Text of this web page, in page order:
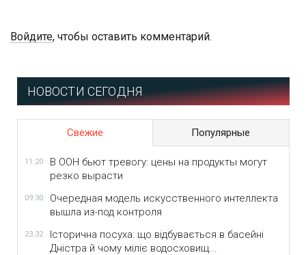
Войдите, чтобы оставить комментарий.
НОВОСТИ СЕГОДНЯ
Свежие Популярные
11:20
В ООН бьют тревогу: цены на продукты могут
резко вырасти
09:30
Очередная модель искусственного интеллекта
вышла из-под контроля
23:32
Історична посуха: що відбувається в басейні
Дністра й чому міліє водосховищ...